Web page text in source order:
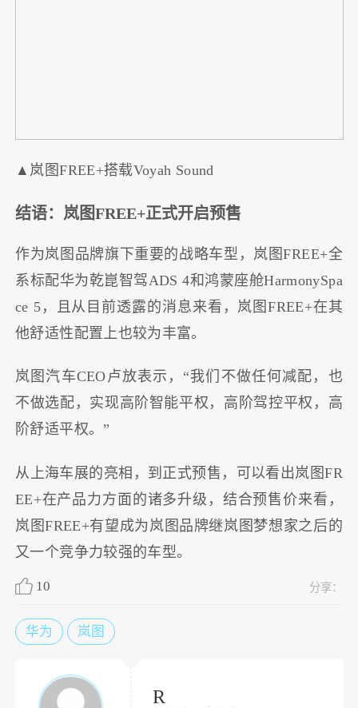
▲岚图FREE+搭载Voyah Sound
结语：岚图FREE+正式开启预售
作为岚图品牌旗下重要的战略车型，岚图FREE+全
系标配华为乾崑智驾ADS 4和鸿蒙座舱HarmonySpa
ce 5，且从目前透露的消息来看，岚图FREE+在其
他舒适性配置上也较为丰富。
岚图汽车CEO卢放表示，“我们不做任何减配，也
不做选配，实现高阶智能平权，高阶驾控平权，高
阶舒适平权。”
从上海车展的亮相，到正式预售，可以看出岚图FR
EE+在产品力方面的诸多升级，结合预售价来看，
岚图FREE+有望成为岚图品牌继岚图梦想家之后的
又一个竞争力较强的车型。
10 分享：
华为 岚图
R